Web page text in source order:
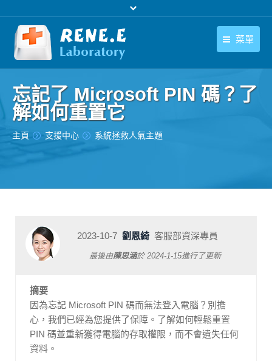
菜單
購買
繁體中文
忘記了 Microsoft PIN 碼？了
解如何重置它
您在此处：
主頁 支援中心 系統拯救人氣主題
2023-10-7 劉恩綺 客服部資深專員
最後由陳思涵於2024-1-15進行了更新
摘要
因為忘記 Microsoft PIN 碼而無法登入電腦？別擔
心，我們已經為您提供了保障。了解如何輕鬆重置
PIN 碼並重新獲得電腦的存取權限，而不會遺失任何
資料。